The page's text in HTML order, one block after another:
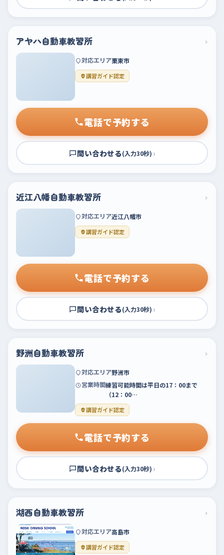
アヤハ自動車教習所 ›
対応エリア栗東市
講習ガイド認定
電話で予約する
問い合わせる(入力30秒) ›
近江八幡自動車教習所 ›
対応エリア近江八幡市
講習ガイド認定
電話で予約する
問い合わせる(入力30秒) ›
野洲自動車教習所 ›
対応エリア野洲市
営業時間練習可能時間は平日の17：00まで
（12：00…
講習ガイド認定
電話で予約する
問い合わせる(入力30秒) ›
湖西自動車教習所 ›
対応エリア高島市
講習ガイド認定